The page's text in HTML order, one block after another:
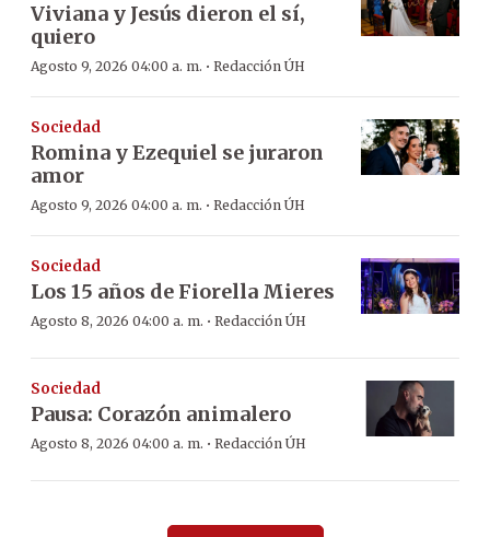
Viviana y Jesús dieron el sí,
quiero
Agosto 9, 2026 04:00 a. m. · Redacción ÚH
Sociedad
Romina y Ezequiel se juraron
amor
Agosto 9, 2026 04:00 a. m. · Redacción ÚH
Sociedad
Los 15 años de Fiorella Mieres
Agosto 8, 2026 04:00 a. m. · Redacción ÚH
Sociedad
Pausa: Corazón animalero
Agosto 8, 2026 04:00 a. m. · Redacción ÚH